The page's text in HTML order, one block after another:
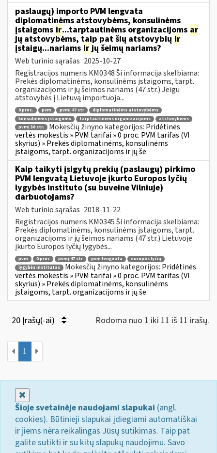
paslaugų) importo PVM lengvata
diplomatinėms atstovybėms, konsulinėms
įstaigoms ir...tarptautinėms organizacijoms ar
jų atstovybėms, taip pat šių atstovybių ir
įstaigų...nariams irjų šeimų nariams?
Web turinio sąrašas 2025-10-27
Registracijos numeris KM0348 Ši informacija skelbiama:
Prekės diplomatinėms, konsulinėms įstaigoms, tarpt.
organizacijoms ir jų šeimos nariams (47 str.) Jeigu
atstovybės į Lietuvą importuoja...
0 proc. pvm pvmį 47 str
diplomatinėms atstovybėms
konsulinėms įstaigoms
tarptautinėms organizacijoms
atstovybėms
pvmį 36 str.
Mokesčių žinyno kategorijos: Pridėtinės
vertės mokestis » PVM tarifai » 0 proc. PVM tarifas (VI
skyrius) » Prekės diplomatinėms, konsulinėms
įstaigoms, tarpt. organizacijoms ir jų še
Kaip taikyti įsigytų prekių (paslaugų) pirkimo
PVM lengvatą Lietuvoje įkurto Europos lyčių
lygybės instituto (su buveine Vilniuje)
darbuotojams?
Web turinio sąrašas 2018-11-22
Registracijos numeris KM0345 Ši informacija skelbiama:
Prekės diplomatinėms, konsulinėms įstaigoms, tarpt.
organizacijoms ir jų šeimos nariams (47 str.) Lietuvoje
įkurto Europos lyčių lygybės...
pvm 0 proc pvmį 47 str pvm lengvata
europos lyčių
lygybės institutas
Mokesčių žinyno kategorijos: Pridėtinės
vertės mokestis » PVM tarifai » 0 proc. PVM tarifas (VI
skyrius) » Prekės diplomatinėms, konsulinėms
įstaigoms, tarpt. organizacijoms ir jų še
20 Įrašų(-ai) Rodoma nuo 1 iki 11 iš 11 irašų.
1
Šioje svetainėje naudojami slapukai (angl.
cookies). Būtinieji slapukai įdiegiami automatiškai
ir jiems nėra reikalingas Jūsų sutikimas. Taip pat
galite sutikti ir su kitų slapukų naudojimu. Savo